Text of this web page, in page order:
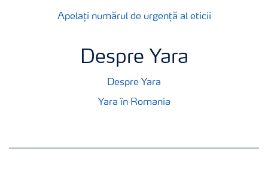
Apelați numărul de urgență al eticii
Despre Yara
Despre Yara
Yara în Romania